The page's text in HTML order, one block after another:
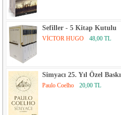
Sefiller - 5 Kitap Kutulu
VİCTOR HUGO 48,00 TL
Simyacı 25. Yıl Özel Baskı
Paulo Coelho 20,00 TL